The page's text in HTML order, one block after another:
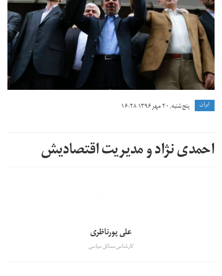
ايران پنج شنبه, ۲۰ مهر ۱۳۹۶ ۱۶:۲۸
احمدی نژاد و مدیریت اقتصادیش
علی پورناظری
کارشناس مسائل سیاسی